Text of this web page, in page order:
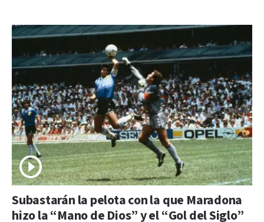
Subastarán la pelota con la que Maradona
hizo la “Mano de Dios” y el “Gol del Siglo”